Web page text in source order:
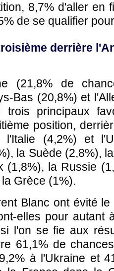
8,7% d'aller en
de se qualifier
derrière
(21,8% de
Bas (20,8%) et
trois principaux
position,
l'Italie (4,2%) et
la Suède (2,8%),
(1,8%), la Russie
Grèce (1%).
Blanc ont évité
elles pour autant
l'on se fie aux
61,1% de
à l'Ukraine et